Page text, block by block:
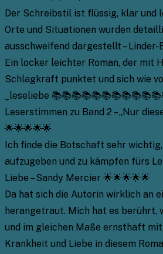
Der Schreibstil ist flüssig, klar und
Orte und Situationen wurden
ausschweifend dargestellt – Linder-
Ein locker leichter Roman, der mit
Schlagkraft punktet und sich wie
_leseliebe
Leserstimmen zu Band 2 – „Nur
🌟🌟🌟🌟🌟
Ich finde die Botschaft sehr
aufzugeben und zu kämpfen fürs
Liebe – Sandy Mercier 🌟🌟🌟🌟🌟
Da hat sich die Autorin wirklich an
herangetraut. Mich hat es berührt,
und im gleichen Maße ernsthaft mit
Krankheit und Liebe in diesem